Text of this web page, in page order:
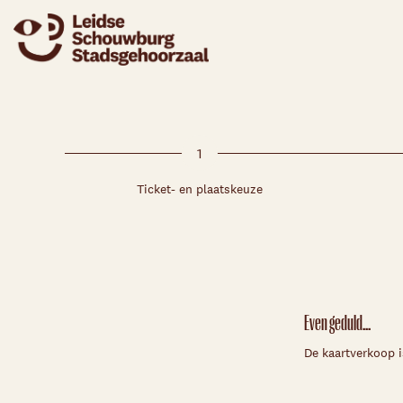
1
Ticket- en plaatskeuze
Even geduld...
De kaartverkoop